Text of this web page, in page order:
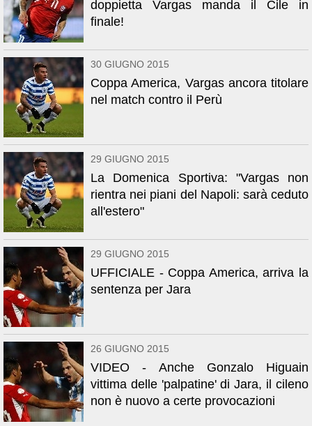
doppietta Vargas manda il Cile in
finale!
30 GIUGNO 2015
Coppa America, Vargas ancora titolare
nel match contro il Perù
29 GIUGNO 2015
La Domenica Sportiva: "Vargas non
rientra nei piani del Napoli: sarà ceduto
all'estero"
29 GIUGNO 2015
UFFICIALE - Coppa America, arriva la
sentenza per Jara
26 GIUGNO 2015
VIDEO - Anche Gonzalo Higuain
vittima delle 'palpatine' di Jara, il cileno
non è nuovo a certe provocazioni